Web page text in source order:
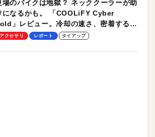
場のバイクは地獄？ ネッククーラーが助
になるかも。 「COOLiFY Cyber
」レビュー。冷却の速さ、密着する冷
プレート、シンプルな操作性がグッド！
アクセサリ レポート タイアップ